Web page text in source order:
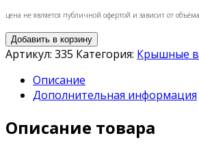
цена не является публичной офертой и зависит от
Добавить в корзину
Артикул: 335 Категория: Крышные
Описание
Дополнительная информация
Описание товара